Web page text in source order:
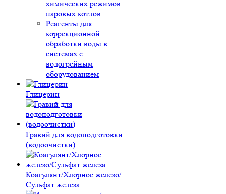
химических режимов
паровых котлов
Реагенты для
коррекционной
обработки воды в
системах с
водогрейным
оборудованием
Глицерин
Гравий для водоподготовки
(водоочистки)
Коагулянт/Хлорное железо/
Сульфат железа